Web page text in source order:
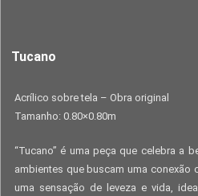
Tucano
Acrílico sobre tela – Obra original
Tamanho: 0.80×0.80m
“Tucano” é uma peça que celebra a
ambientes que buscam uma
uma sensação de leveza e vida,